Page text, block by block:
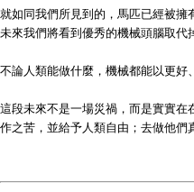
就如同我們所見到的，馬匹已經被擁
未來我們將看到優秀的機械頭腦取代
不論人類能做什麼，機械都能以更好
這段未來不是一場災禍，而是實實
作之苦，並給予人類自由；去做他們